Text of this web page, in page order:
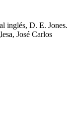
inglés, D. E. Jones.
José Carlos